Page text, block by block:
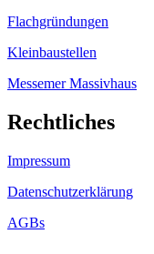
Flachgründungen
Kleinbaustellen
Messemer Massivhaus
Rechtliches
Impressum
Datenschutzerklärung
AGBs